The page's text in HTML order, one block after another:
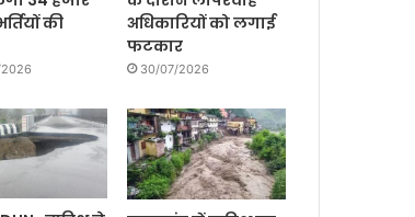
की
अधिकारियों को लगाई
फटकार
30/07/2026